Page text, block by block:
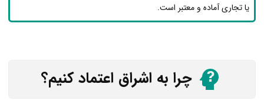
یا تجاری آماده و معتبر است.
چرا به اشراق اعتماد کنیم؟